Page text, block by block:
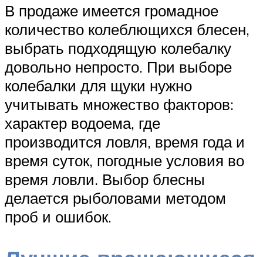
В продаже имеется громадное
количество колеблющихся блесен,
выбрать подходящую колебалку
довольно непросто. При выборе
колебалки для щуки нужно
учитывать множество факторов:
характер водоема, где
производится ловля, время года и
время суток, погодные условия во
время ловли. Выбор блесны
делается рыболовами методом
проб и ошибок.